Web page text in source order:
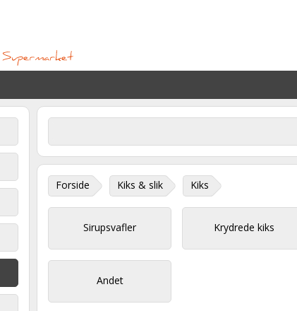
Forside Kiks & slik Kiks
Sirupsvafler Krydrede kiks
Andet